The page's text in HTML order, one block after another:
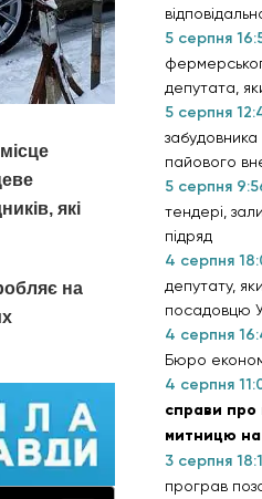
які
на
5 серпня
депутата,
5 серпня
пайового
5 серпня
тендері,
підряд
4 серпня
депутату,
посадовцю
4 серпня
Бюро
4 серпня
справи про
митницю на
3 серпня
програв